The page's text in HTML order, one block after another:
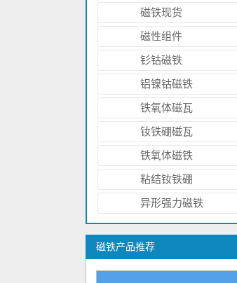
磁铁现货
磁性组件
钐钴磁铁
铝镍钴磁铁
铁氧体磁瓦
钕铁硼磁瓦
铁氧体磁铁
粘结钕铁硼
异形强力磁铁
磁铁产品推荐
高性能陶瓷铁氧体多磁极径向环形磁铁